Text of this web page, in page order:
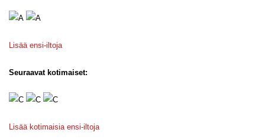
Lisää ensi-iltoja
Seuraavat kotimaiset:
Lisää kotimaisia ensi-iltoja